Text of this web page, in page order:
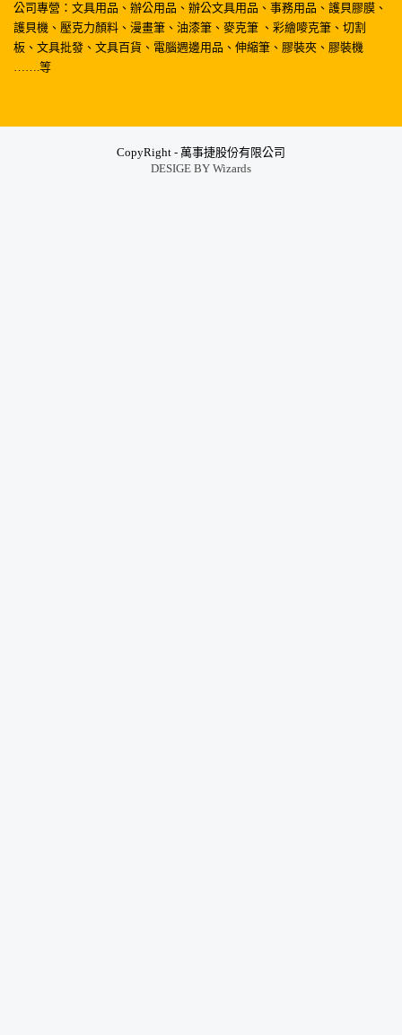
公司專營：文具用品、辦公用品、辦公文具用品、事務用品、護貝膠膜、
護貝機、壓克力顏料、漫畫筆、油漆筆、麥克筆 、彩繪嘜克筆、切割
板、文具批發、文具百貨、電腦週邊用品、伸縮筆、膠裝夾、膠裝機
…….等
CopyRight - 萬事捷股份有限公司
DESIGE BY Wizards